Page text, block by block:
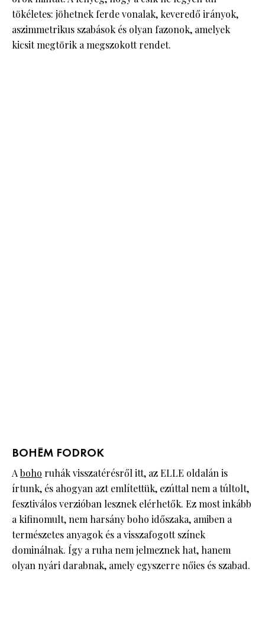
tökéletes: jöhetnek ferde vonalak, keveredő irányok,
aszimmetrikus szabások és olyan fazonok, amelyek
kicsit megtörik a megszokott rendet.
BOHÉM FODROK
Aboho ruhák visszatérésről itt, az ELLE oldalán is
írtunk, és ahogyan azt említettük, ezúttal nem a túltolt,
fesztiválos verzióban lesznek elérhetők. Ez most inkább
a kifinomult, nem harsány boho időszaka, amiben a
természetes anyagok és a visszafogott színek
dominálnak. Így a ruha nem jelmeznek hat, hanem
olyan nyári darabnak, amely egyszerre nőies és szabad.